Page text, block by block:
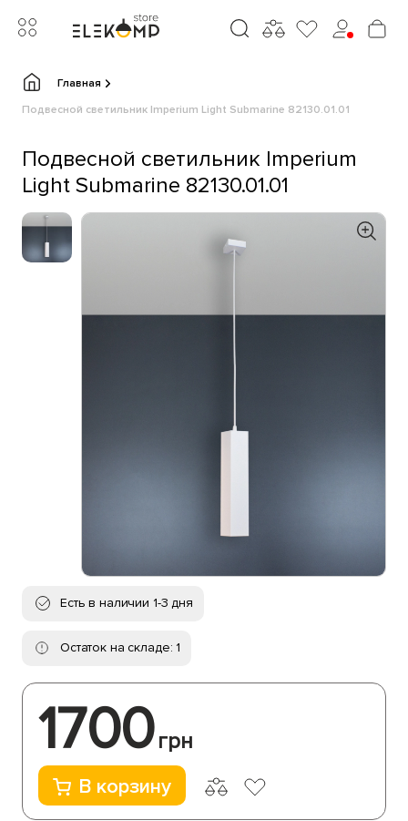
Главная
Подвесной светильник Imperium Light Submarine 82130.01.01
Подвесной светильник Imperium
Light Submarine 82130.01.01
Есть в наличии 1-3 дня
Остаток на складе: 1
1700грн
В корзину